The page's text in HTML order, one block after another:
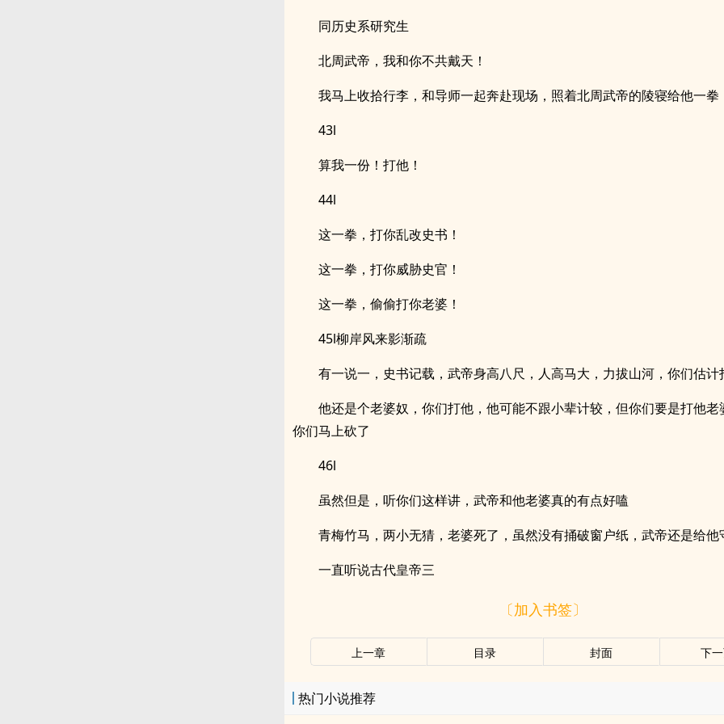
同历史系研究生
北周武帝，我和你不共戴天！
我马上收拾行李，和导师一起奔赴现场，照着北周武帝的陵寝给他一拳
43l
算我一份！打他！
44l
这一拳，打你乱改史书！
这一拳，打你威胁史官！
这一拳，偷偷打你老婆！
45l柳岸风来影渐疏
有一说一，史书记载，武帝身高八尺，人高马大，力拔山河，你们估计
他还是个老婆奴，你们打他，他可能不跟小辈计较，但你们要是打他老
你们马上砍了
46l
虽然但是，听你们这样讲，武帝和他老婆真的有点好嗑
青梅竹马，两小无猜，老婆死了，虽然没有捅破窗户纸，武帝还是给他
一直听说古代皇帝三
〔加入书签〕
上一章 目录 封面 下
热门小说推荐